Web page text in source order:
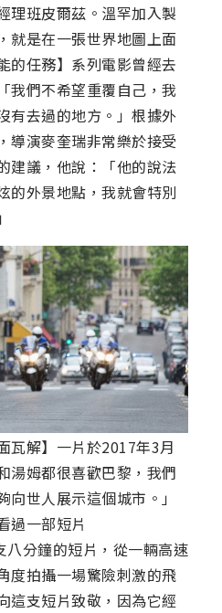
理班皮爾茲。溫罕加入製
就是在一張世界地圖上面
的任務】系列電影曾經去
我們不希望重覆自己，我
有去過的地方。」根據外
導演麥奎瑞非常樂於接受
建議，他說：「他的說法
的外景地點，我就會特別
瓦解】一片於2017年3月
湯姆都很喜歡巴黎，我們
世人展示這個城市。」
過一部短片
八分鐘的短片，從一輛高速
度拍攝一場驚險刺激的飛
這支短片致敬，因為它經